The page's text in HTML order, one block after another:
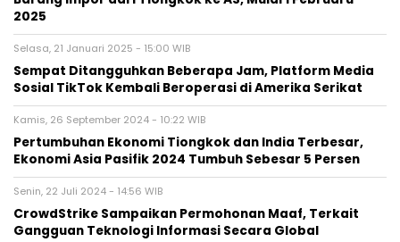
2025
Selasa, 21 Januari 2025 - 15:00 WIB
Sempat Ditangguhkan Beberapa Jam, Platform Media
Sosial TikTok Kembali Beroperasi di Amerika Serikat
Kamis, 26 September 2024 - 10:22 WIB
Pertumbuhan Ekonomi Tiongkok dan India Terbesar,
Ekonomi Asia Pasifik 2024 Tumbuh Sebesar 5 Persen
Senin, 22 Juli 2024 - 14:56 WIB
CrowdStrike Sampaikan Permohonan Maaf, Terkait
Gangguan Teknologi Informasi Secara Global